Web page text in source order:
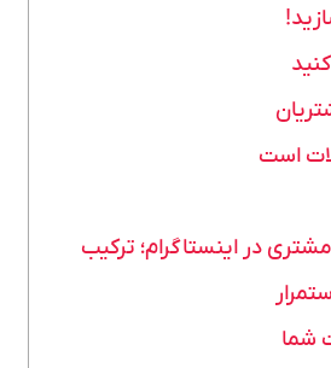
است
در اینستاگرام؛ ترکیب
شما